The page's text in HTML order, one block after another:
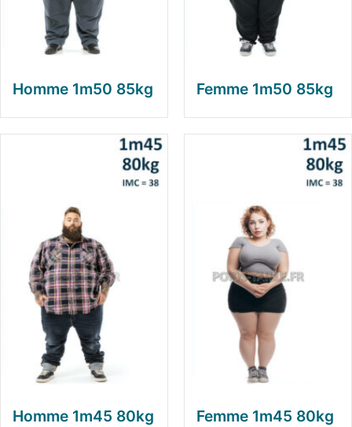
Homme 1m50 85kg Femme 1m50 85kg
Homme 1m45 80kg Femme 1m45 80kg